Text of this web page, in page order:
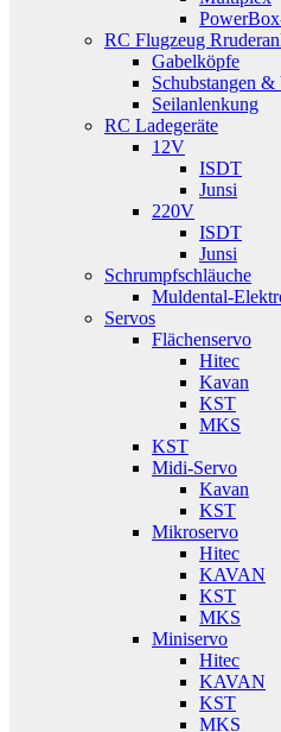
RC Flugzeug
Gabelköpfe
Schubstangen &
Seilanlenkung
RC Ladegeräte
12V
ISDT
Junsi
220V
ISDT
Junsi
Schrumpfschläuche
Muldental-
Servos
Flächenservo
Hitec
Kavan
KST
MKS
KST
Midi-Servo
Kavan
KST
Mikroservo
Hitec
KAVAN
KST
MKS
Miniservo
Hitec
KAVAN
KST
MKS